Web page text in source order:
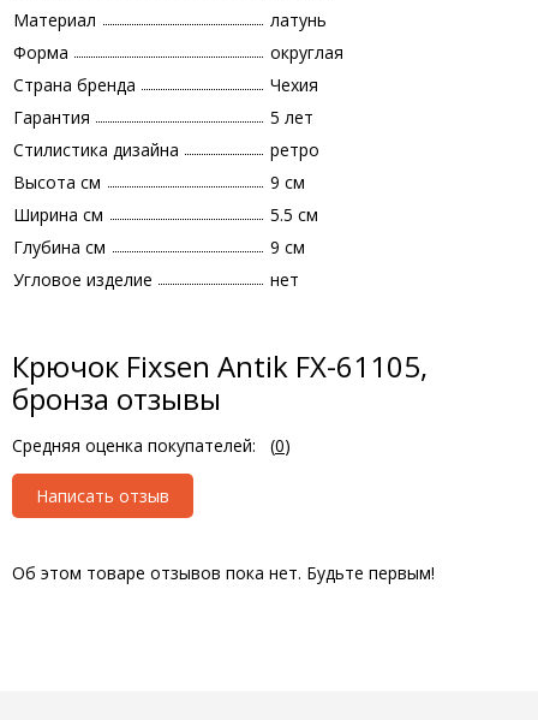
Материал
латунь
Форма
округлая
Страна бренда
Чехия
Гарантия
5 лет
Стилистика дизайна
ретро
Высота см
9 см
Ширина см
5.5 см
Глубина см
9 см
Угловое изделие
нет
Крючок Fixsen Antik FX-61105,
бронза отзывы
Средняя оценка покупателей: (0)
Написать отзыв
Об этом товаре отзывов пока нет. Будьте первым!